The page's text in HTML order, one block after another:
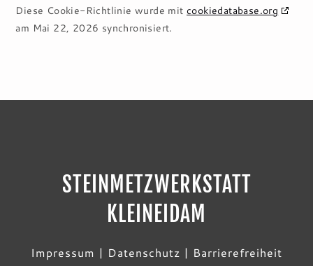
Diese Cookie-Richtlinie wurde mit cookiedatabase.org
am Mai 22, 2026 synchronisiert.
STEINMETZWERKSTATT
KLEINEIDAM
Impressum | Datenschutz | Barrierefreiheit